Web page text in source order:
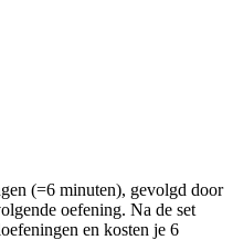
(=6 minuten), gevolgd door
oefening. Na de set
en kosten je 6